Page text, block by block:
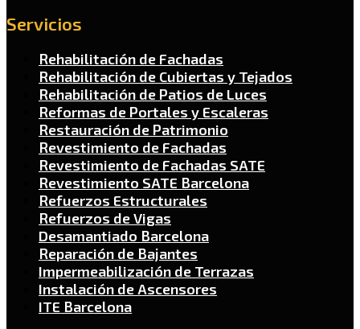
Servicios
Rehabilitación de Fachadas
Rehabilitación de Cubiertas y Tejados
Rehabilitación de Patios de Luces
Reformas de Portales y Escaleras
Restauración de Patrimonio
Revestimiento de Fachadas
Revestimiento de Fachadas SATE
Revestimiento SATE Barcelona
Refuerzos Estructurales
Refuerzos de Vigas
Desamantiado Barcelona
Reparación de Bajantes
Impermeabilización de Terrazas
Instalación de Ascensores
ITE Barcelona